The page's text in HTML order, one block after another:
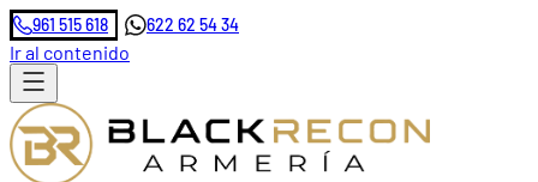
961 515 618 622 62 54 34
Ir al contenido